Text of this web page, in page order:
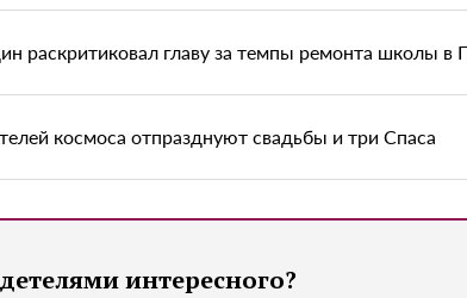
раскритиковал главу за темпы ремонта школы в
космоса отпразднуют свадьбы и три Спаса
интересного?